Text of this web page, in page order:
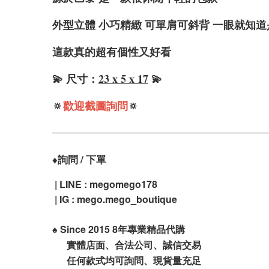
外型立體 小巧精緻 可單肩可斜背 一眼就知
這款真的超有個性又好看
💫 尺寸： 23 x 5 x 17 💫
🔅歡迎截圖詢問🔅
♦️詢問 / 下單
| LINE : megomego178
| IG : mego.mego_boutique
♠️ Since 2015 8年專業精品代購
實體店面、合法公司、誠信交易
任何款式均可詢問、現貨量充足